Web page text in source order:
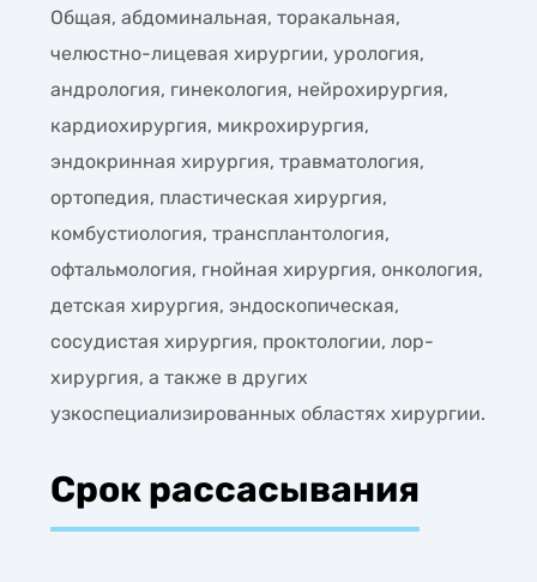
Общая, абдоминальная, торакальная,
челюстно-лицевая хирургии, урология,
андрология, гинекология, нейрохирургия,
кардиохирургия, микрохирургия,
эндокринная хирургия, травматология,
ортопедия, пластическая хирургия,
комбустиология, трансплантология,
офтальмология, гнойная хирургия, онкология,
детская хирургия, эндоскопическая,
сосудистая хирургия, проктологии, лор-
хирургия, а также в других
узкоспециализированных областях хирургии.
Срок рассасывания